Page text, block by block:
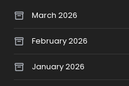
March 2026
February 2026
January 2026